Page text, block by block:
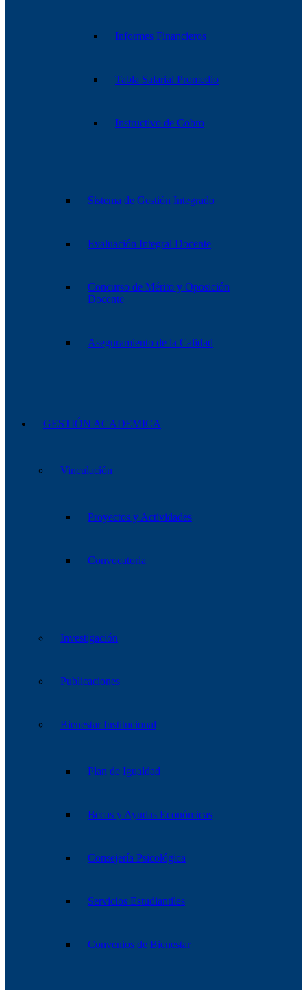
Informes Financieros
Tabla Salarial Promedio
Instructivo de Cobro
Sistema de Gestión Integrado
Evaluación Integral Docente
Concurso de Mérito y Oposición
Docente
Aseguramiento de la Calidad
GESTIÓN ACADEMICA
Vinculación
Proyectos y Actividades
Convocatoria
Investigación
Publicaciones
Bienestar Institucional
Plan de Igualdad
Becas y Ayudas Económicas
Consejería Psicológica
Servicios Estudiantiles
Convenios de Bienestar